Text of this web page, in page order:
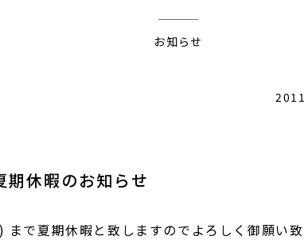
お知らせ
期休暇のお知らせ
で夏期休暇と致しますのでよろしく御願い致